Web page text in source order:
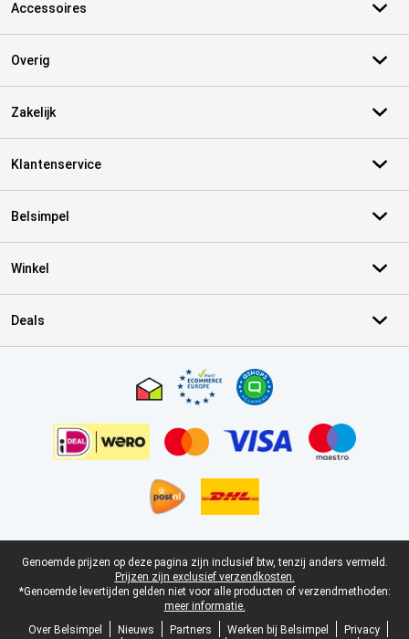
Accessoires
Overig
Zakelijk
Klantenservice
Belsimpel
Winkel
Deals
Juridische voettekst
Genoemde prijzen op deze pagina zijn inclusief btw, tenzij anders vermeld.
Prijzen zijn exclusief verzendkosten.
*Genoemde levertijden gelden niet voor alle producten of verzendmethoden:
meer informatie.
Over Belsimpel
Nieuws Partners Werken bij Belsimpel
Privacy